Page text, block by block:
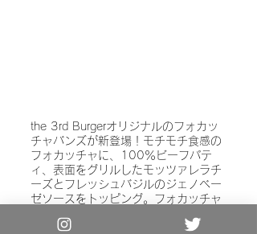
the 3rd Burgerオリジナルのフォカッ
チャバンズが新登場！モチモチ食感の
フォカッチャに、100％ビーフパテ
ィ、表面をグリルしたモッツァレラチ
ーズとフレッシュバジルのジェノベー
ゼソースをトッピング。フォカッチャ
バーガーをお楽しみください。